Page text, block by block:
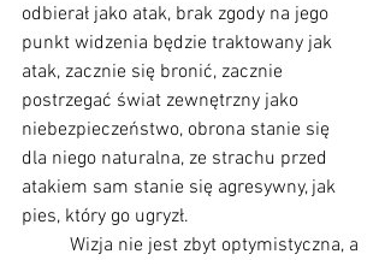
odbierał jako atak, brak zgody na jego
punkt widzenia będzie traktowany jak
atak, zacznie się bronić, zacznie
postrzegać świat zewnętrzny jako
niebezpieczeństwo, obrona stanie się
dla niego naturalna, ze strachu przed
atakiem sam stanie się agresywny, jak
pies, który go ugryzł.